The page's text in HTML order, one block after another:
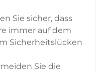
Sie sicher, dass
immer auf dem
Sicherheitslücken
Sie die